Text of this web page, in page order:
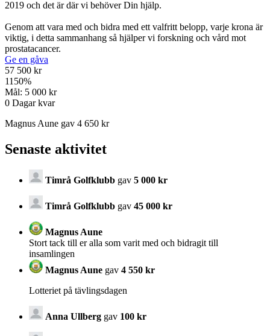
2019 och det är där vi behöver Din hjälp.
Genom att vara med och bidra med ett valfritt belopp, varje krona är
viktig, i detta sammanhang så hjälper vi forskning och vård mot
prostatacancer.
Ge en gåva
57 500 kr
1150%
Mål: 5 000 kr
0 Dagar kvar
Magnus Aune gav 4 650 kr
Senaste aktivitet
Timrå Golfklubb gav 5 000 kr
Timrå Golfklubb gav 45 000 kr
Magnus Aune
Stort tack till er alla som varit med och bidragit till
insamlingen
Magnus Aune gav 4 550 kr
Lotteriet på tävlingsdagen
Anna Ullberg gav 100 kr